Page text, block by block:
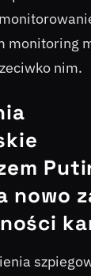
monitoring
nim.
nowo